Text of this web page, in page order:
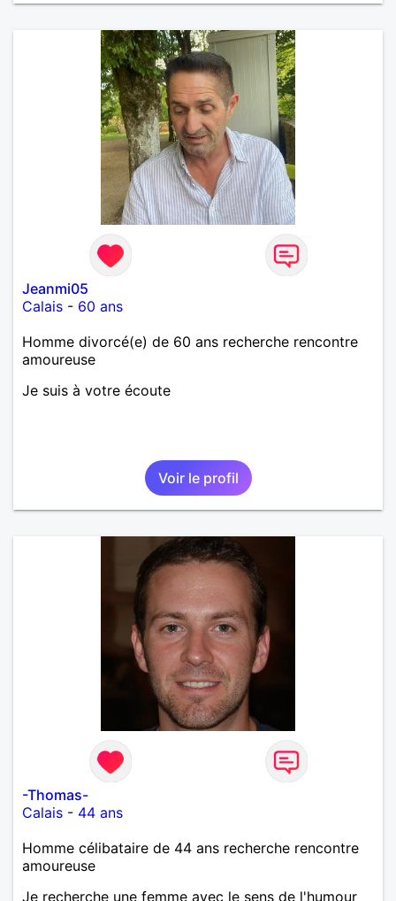
Jeanmi05
Calais - 60 ans
Homme divorcé(e) de 60 ans recherche rencontre
amoureuse
Je suis à votre écoute
Voir le profil
-Thomas-
Calais - 44 ans
Homme célibataire de 44 ans recherche rencontre
amoureuse
Je recherche une femme avec le sens de l'humour